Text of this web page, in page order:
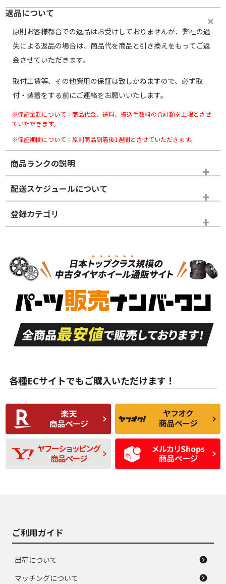
返品について
原則お客様都合での返品はお受けしておりませんが、弊社の過
失による返品の場合は、商品代を商品と引き換えをもってご返
金させていただきます。
取付工賃等、その他費用の保証は致しかねますので、必ず取
付・装着をする前にご連絡をお願いいたします。
※保証金額について：商品代金、送料、振込手数料の合計額を上限とさせ
ていただきます。
※保証期間について：原則商品到着後1週間とさせていただきます。
商品ランクの説明
※商品ランクは出品者の主観により判断しておりますので、あら
かじめご了承ください。
ホイールランク
S
品）
S
新車外し品（新古
付き
A
走行距離も少なく、
目立つ傷もほとんど
ない中古品
A
走行距離も少なく、
非常に状態の良い中
古品
な中古品
んどない中古品
C
比較的きれいな中古
品
C
られるが、使用に問
題のない中古品
D
使用感や目立つ傷が
あり、一般的な中古
品
D
残り溝も少なく、偏
磨耗がみられ、短期
間使用できるくらい
の中古品
配送スケジュールについて
登録カテゴリ
スタッドレスタイヤホイールセット
各種ECサイトでもご購入いただけます！
ご利用ガイド
出荷について
マッチングについて